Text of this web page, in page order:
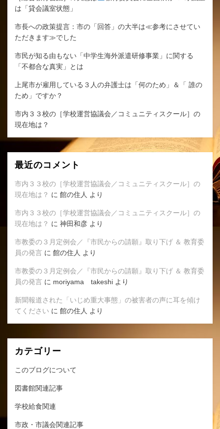
は「貸会議室状態」
市長への政策提言：市の「回答」の大半は≪参考にさせてい
ただきます≫でした
市民が知る由もない「中学生海外派遣研修事業」に関する
「不都合な真実」とは
上尾市が雇用している３人の弁護士は「何のため」＆「 誰の
ため」ですか？
市内３３校の［学校運営協議会／コミュニティスクール］の
現在地は？
最近のコメント
市内３３校の［学校運営協議会／コミュニティスクール］の
現在地は？ に 館の住人 より
市内３３校の［学校運営協議会／コミュニティスクール］の
現在地は？ に 神田和彦 より
市教委の３月定例会／『市民からの請願』取り下げ ＆ 教育委
員の発言 に 館の住人 より
市教委の３月定例会／『市民からの請願』取り下げ ＆ 教育委
員の発言 に moriyama takeshi より
新聞報道された「いじめ重大事態」の被害者の声に耳を傾け
てください に 館の住人 より
カテゴリー
このブログについて
図書館関連記事
学校給食関連
市政・市議会関連記事